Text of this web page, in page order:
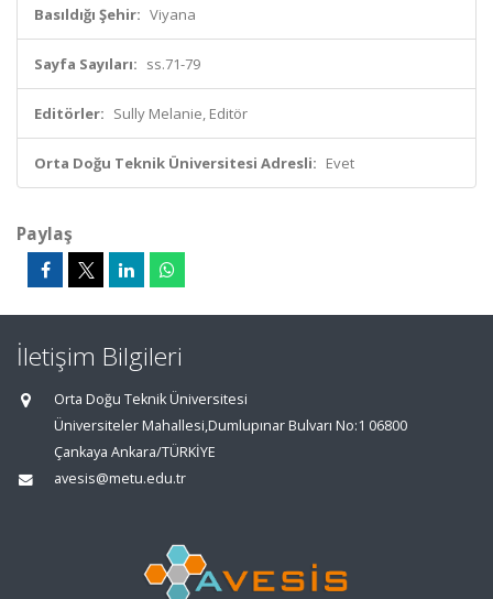
Basıldığı Şehir: Viyana
Sayfa Sayıları: ss.71-79
Editörler: Sully Melanie, Editör
Orta Doğu Teknik Üniversitesi Adresli: Evet
Paylaş
İletişim Bilgileri
Orta Doğu Teknik Üniversitesi
Üniversiteler Mahallesi,Dumlupınar Bulvarı No:1 06800
Çankaya Ankara/TÜRKİYE
avesis@metu.edu.tr